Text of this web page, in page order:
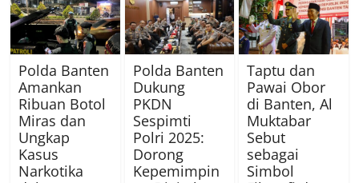
Polda Banten
Amankan
Ribuan Botol
Miras dan
Ungkap
Kasus
Narkotika
Polda Banten
Dukung
PKDN
Sespimti
Polri 2025:
Dorong
Kepemimpin
Taptu dan
Pawai Obor
di Banten, Al
Muktabar
Sebut
sebagai
Simbol